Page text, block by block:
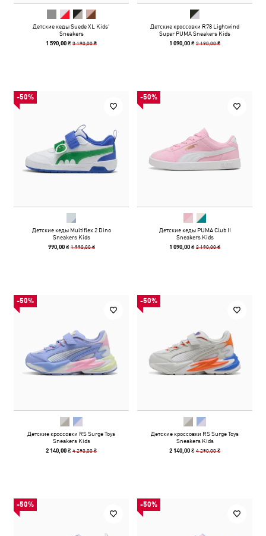
Детские кеды Suede XL Kids'
Sneakers
1 590,00 ₴3 190,00 ₴
Детские кроссовки R78 Lightwind
Super PUMA Sneakers Kids
1 090,00 ₴2 190,00 ₴
-50%
Детские кеды Multiflex 2 Dino
Sneakers Kids
990,00 ₴ 1 990,00 ₴
-50%
Детские кеды PUMA Club II
Sneakers Kids
1 090,00 ₴2 190,00 ₴
-50%
Детские кроссовки RS Surge Toys
Sneakers Kids
2 140,00 ₴4 290,00 ₴
-50%
Детские кроссовки RS Surge Toys
Sneakers Kids
2 140,00 ₴4 290,00 ₴
-50% -50%